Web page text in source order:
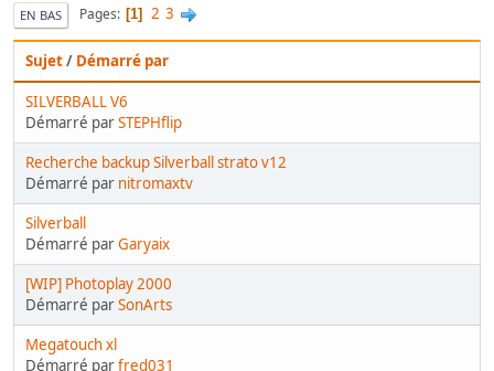
EN BAS Pages 1 2 3
Sujet/ Démarré par
SILVERBALL V6
Démarré parSTEPHflip
Recherche backup Silverball strato v12
Démarré par nitromaxtv
Silverball
Démarré parGaryaix
[WIP] Photoplay 2000
Démarré parSonArts
Megatouch xl
Démarré parfred031